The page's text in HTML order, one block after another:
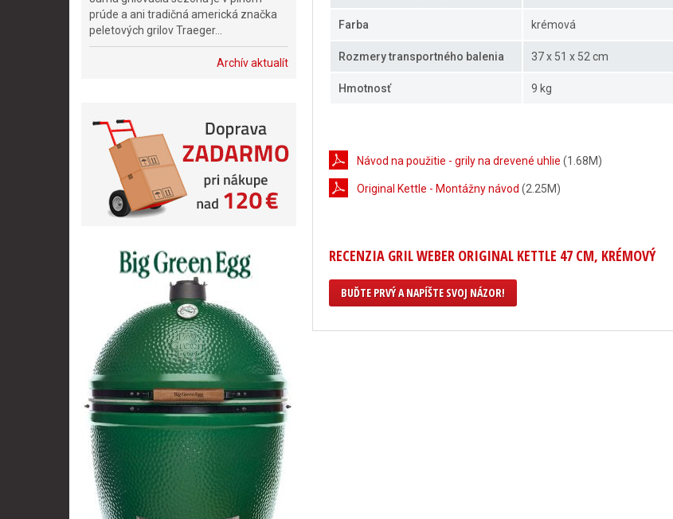
Farba krémová
Rozmery transportného balenia 37 x 51 x 52 cm
Hmotnosť 9 kg
Návod na použitie - grily na drevené uhlie (1.68M)
Original Kettle - Montážny návod (2.25M)
RECENZIA GRIL WEBER ORIGINAL KETTLE 47 CM, KRÉMOVÝ
BUĎTE PRVÝ A NAPÍŠTE SVOJ NÁZOR!
prúde a ani tradičná americká značka
peletových grilov Traeger...
Archív aktualít